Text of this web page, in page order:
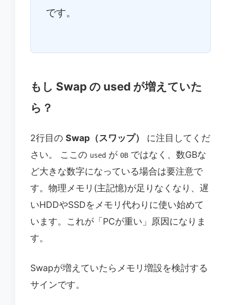
です。
もし Swap の used が増えていた
ら？
2行目の Swap（スワップ）
に注目してくだ
さい。 ここの used が 0B ではなく、数GBな
ど大きな数字になっている場合は要注意で
す。物理メモリ(主記憶)が足りなくなり、遅
いHDDやSSDをメモリ代わりに使い始めて
います。これが「PCが重い」原因になりま
す。
Swapが増えていたらメモリ増設を検討する
サインです。